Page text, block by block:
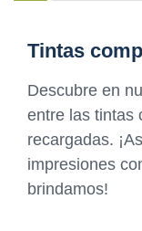
Tintas
Descubre en
entre las tintas
recargadas.
impresiones
brindamos!